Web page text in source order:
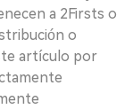
a 2Firsts o
o
artículo por